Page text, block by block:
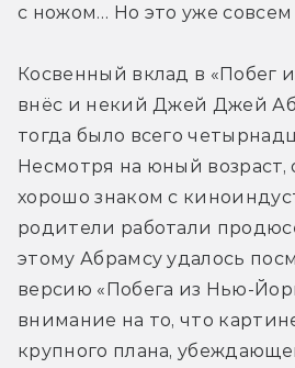
с ножом… Но это уже
Косвенный вклад в «Побег
внёс и некий Джей Джей
тогда было всего
Несмотря на юный возраст,
хорошо знаком с
родители работали
этому Абрамсу удалось
версию «Побега из Нью-
внимание на то, что
крупного плана,